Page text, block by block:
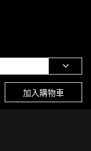
加入購物車